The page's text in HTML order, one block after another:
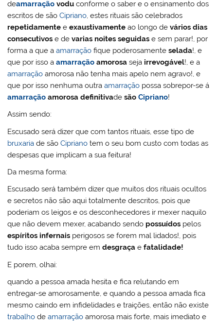
deamarração vodu conforme o saber e o ensinamento dos
escritos de sãoCipriano, estes rituais são celebrados
repetidamente eexaustivamente ao longo devários dias
consecutivos e devarias noites seguidas e sem parar!, por
forma a que aamarração fique poderosamenteselada!, e
que por isso aamarração amorosa seja irrevogável!, e a
amarração amorosa não tenha mais apelo nem agravo!, e
que por isso nenhuma outraamarração possa sobrepor-se á
amarração amorosa definitivadesãoCipriano!
Assim sendo:
Escusado será dizer que com tantos rituais, esse tipo de
bruxaria de sãoCipriano tem o seu bom custo com todas as
despesas que implicam a sua feitura!
Da mesma forma:
Escusado será também dizer que muitos dos rituais ocultos
e secretos não são aqui totalmente descritos, pois que
poderiam os leigos e os desconhecedores ir mexer naquilo
que não devem mexer, acabando sendo possuídos pelos
espíritos infernais perigosos se forem mal lidados!, pois
tudo isso acaba sempre emdesgraça efatalidade!
E porem, olhai:
quando a pessoa amada hesita e fica relutando em
entregar-se amorosamente, e quando a pessoa amada fica
mesmo caindo em infidelidades e traições, então não existe
trabalho deamarração amorosa mais forte, mais imediato e